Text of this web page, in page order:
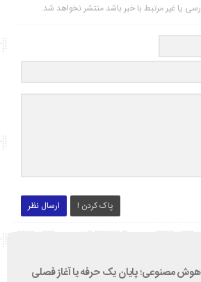
یا غیر مرتبط با خبر باشد منتشر نخواهد شد.
ارسال نظر پاک کردن !
هوش مصنوعی؛ پایان یک حرفه یا آغاز فصلی